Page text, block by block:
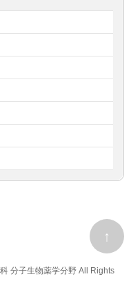
↑
分子生物薬学分野All Rights